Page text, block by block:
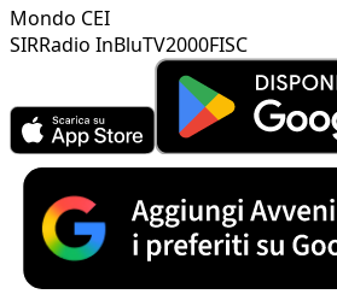
Mondo CEI
SIRRadio InBluTV2000FISC